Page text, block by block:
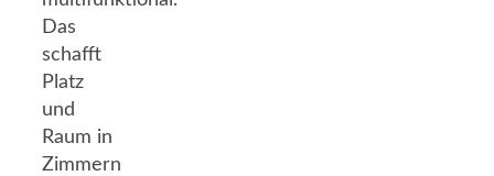
Das
schafft
Platz
und
Raum in
Zimmern